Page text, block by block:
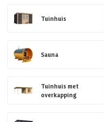
Tuinhuis
Sauna
Tuinhuis met
overkapping